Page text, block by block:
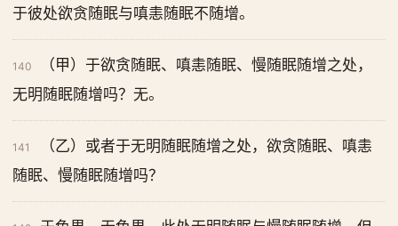
于彼处欲贪随眠与嗔恚随眠不随增。
140
（甲）于欲贪随眠、嗔恚随眠、慢随眠随增之处，
无明随眠随增吗？无。
141
（乙）或者于无明随眠随增之处，欲贪随眠、嗔恚
随眠、慢随眠随增吗？